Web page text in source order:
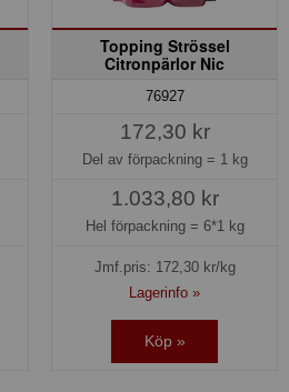
Topping Strössel
Citronpärlor Nic
76927
172,30 kr
Del av förpackning = 1 kg
1.033,80 kr
Hel förpackning = 6*1 kg
Jmf.pris: 172,30kr/kg
Lagerinfo »
Köp »